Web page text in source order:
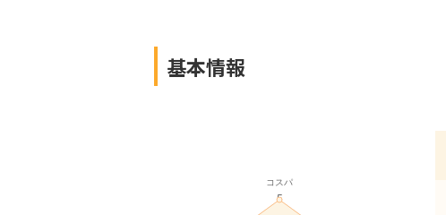
基本情報